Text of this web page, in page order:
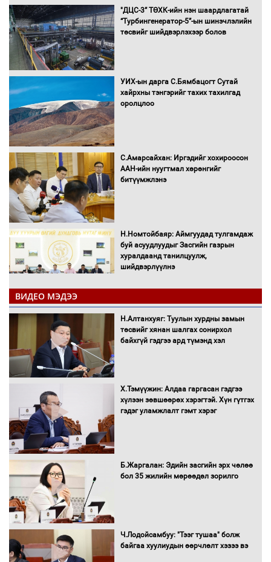
"ДЦС-3” ТӨХК-ийн нэн шаардлагатай
“Турбингенератор-5”-ын шинэчлэлийн
төсвийг шийдвэрлэхээр болов
УИХ-ын дарга С.Бямбацогт Сутай
хайрхны тэнгэрийг тахих тахилгад
оролцлоо
С.Амарсайхан: Иргэдийг хохироосон
ААН-ийн нуугтмал хөрөнгийг
битүүмжлэнэ
Н.Номтойбаяр: Аймгуудад тулгамдаж
буй асуудлуудыг Засгийн газрын
хуралдаанд танилцуулж,
шийдвэрлүүлнэ
эрэгтэйчүүдийн волейболын тэмцээнд
оролцож байгаа баг тамирчдад
амжилт хүслээ
Автобензин, дизель түлшний онцгой
албан татварыг тэглэлээ
Санхүүгийн хэмнэлтийн горимд эрүүл
мэндийн салбар хамаарахгүй
Нөөцийн махны худалдаа,
борлуулалтыг нээлттэй ил тод
ВИДЕО МЭДЭЭ
Н.Алтанхуяг: Туулын хурдны замын
төсвийг хянан шалгах сонирхол
байхгүй гэдгээ ард түмэнд хэл
Х.Тэмүүжин: Алдаа гаргасан гэдгээ
хүлээн зөвшөөрөх хэрэгтэй. Хүн гүтгэх
гэдэг уламжлалт гэмт хэрэг
Б.Жаргалан: Эдийн засгийн эрх чөлөө
бол 35 жилийн мөрөөдөл зорилго
Ч.Лодойсамбуу: "Тээг тушаа" болж
байгаа хуулиудын өөрчлөлт хэзээ вэ